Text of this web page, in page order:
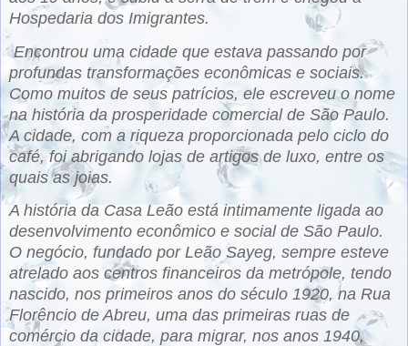
Hospedaria dos Imigrantes.
Encontrou uma cidade que estava passando por
profundas transformações econômicas e sociais.
Como muitos de seus patrícios, ele escreveu o nome
na história da prosperidade comercial de São Paulo.
A cidade, com a riqueza proporcionada pelo ciclo do
café, foi abrigando lojas de artigos de luxo, entre os
quais as joias.
A história da Casa Leão está intimamente ligada ao
desenvolvimento econômico e social de São Paulo.
O negócio, fundado por Leão Sayeg, sempre esteve
atrelado aos centros financeiros da metrópole, tendo
nascido, nos primeiros anos do século 1920, na Rua
Florêncio de Abreu, uma das primeiras ruas de
comércio da cidade, para migrar, nos anos 1940,